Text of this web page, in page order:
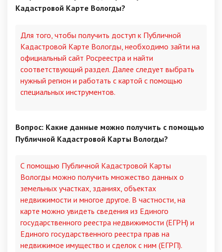
Кадастровой Карте Вологды?
Для того, чтобы получить доступ к Публичной
Кадастровой Карте Вологды, необходимо зайти на
официальный сайт Росреестра и найти
соответствующий раздел. Далее следует выбрать
нужный регион и работать с картой с помощью
специальных инструментов.
Вопрос: Какие данные можно получить с помощью
Публичной Кадастровой Карты Вологды?
С помощью Публичной Кадастровой Карты
Вологды можно получить множество данных о
земельных участках, зданиях, объектах
недвижимости и многое другое. В частности, на
карте можно увидеть сведения из Единого
государственного реестра недвижимости (ЕГРН) и
Единого государственного реестра прав на
недвижимое имущество и сделок с ним (ЕГРП).